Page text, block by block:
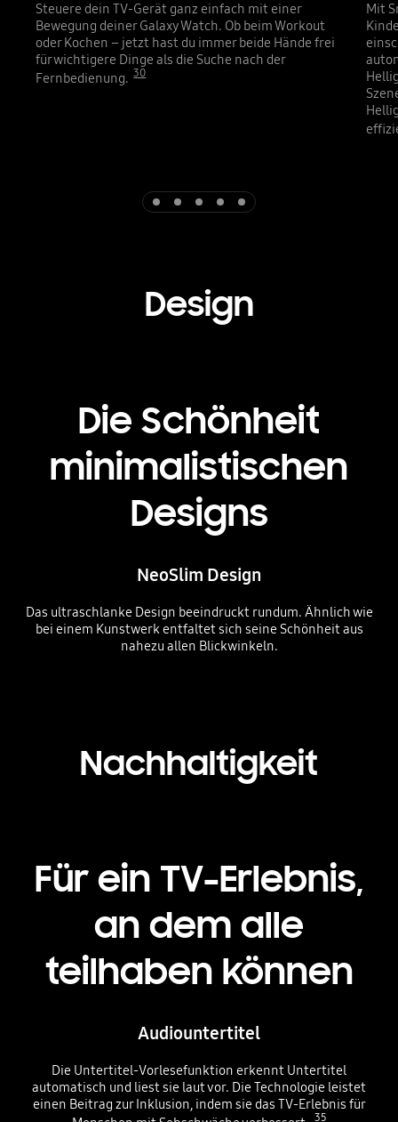
Steuere dein TV-Gerät ganz einfach mit einer
Bewegung deiner Galaxy Watch. Ob beim Workout
oder Kochen – jetzt hast du immer beide Hände frei
für wichtigere Dinge als die Suche nach der
Fernbedienung. 30
Mit
Design
Die Schönheit
minimalistischen
Designs
NeoSlim Design
Das ultraschlanke Design beeindruckt rundum. Ähnlich wie
bei einem Kunstwerk entfaltet sich seine Schönheit aus
nahezu allen Blickwinkeln.
Nachhaltigkeit
Für ein TV-Erlebnis,
an dem alle
teilhaben können
Audiountertitel
Die Untertitel-Vorlesefunktion erkennt Untertitel
automatisch und liest sie laut vor. Die Technologie leistet
einen Beitrag zur Inklusion, indem sie das TV-Erlebnis für
35